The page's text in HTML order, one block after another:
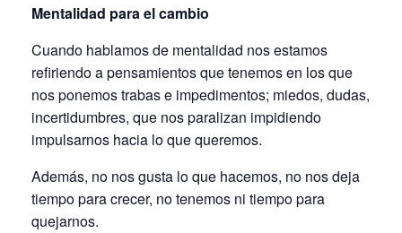
Mentalidad para el cambio
Cuando hablamos de mentalidad nos estamos
refiriendo a pensamientos que tenemos en los que
nos ponemos trabas e impedimentos; miedos, dudas,
incertidumbres, que nos paralizan impidiendo
impulsarnos hacia lo que queremos.
Además, no nos gusta lo que hacemos, no nos deja
tiempo para crecer, no tenemos ni tiempo para
quejarnos.